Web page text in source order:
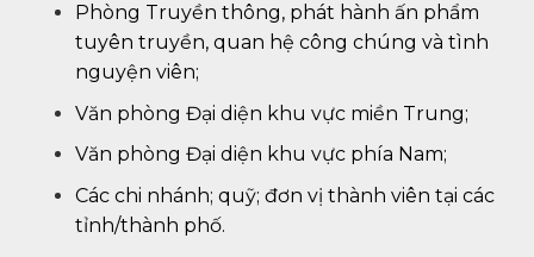
Phòng Truyền thông, phát hành ấn phẩm
tuyên truyền, quan hệ công chúng và tình
nguyện viên;
Văn phòng Đại diện khu vực miền Trung;
Văn phòng Đại diện khu vực phía Nam;
Các chi nhánh; quỹ; đơn vị thành viên tại các
tỉnh/thành phố.